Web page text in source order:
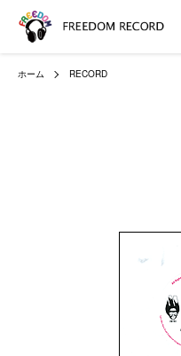
ホーム RECORD